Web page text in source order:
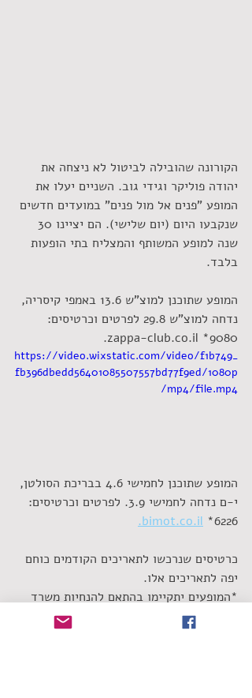
הקורונה שהובילה לביטול לא ניצחה את
יהודה פוליקר וגידי גוב. השניים יעלו את
המופע "פנים אל מול פנים" במועדים חדשים
שנה למופע המשותף והמצליח בתי הופעות
בלבד.
המופע שתוכנן למוצ"ש 13.6 באמפי קיסריה,
נדחה למוצ"ש 29.8 לפרטים וכרטיסים:
9080* zappa-club.co.il.
https://video.wixstatic.com/video/f1b749_
fb396dbedd56401085507557bd77f9ed/1080p
/mp4/file.mp4
המופע שתוכנן לחמישי 4.6 בבריכת הסולטן,
י-ם נדחה לחמישי 3.9. לפרטים וכרטיסים:
6226*
bimot.co.il.
כרטיסים שנרכשו לתאריכים הקודמים כוחם
יפה לתאריכים אלו.
*המופעים יתקיימו בהתאם להנחיות משרד
הבריאות.